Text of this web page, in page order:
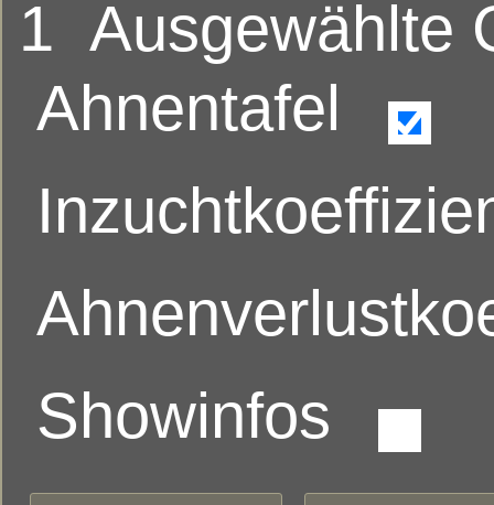
1
Ahnentafel
Showinfos